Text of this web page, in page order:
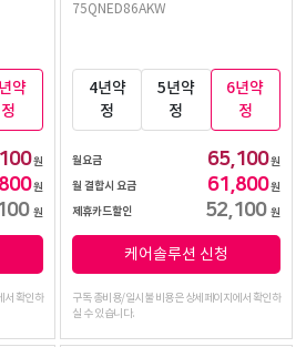
약
정
원
원
원
서 확인하
75QNED86AKW
4년약
정
5년약
정
6년약
정
월요금 65,100원
월 결합시 요금
61,800원
제휴카드할인
52,100 원
케어솔루션 신청
구독 총비용/일시불 비용은 상세페이지에서 확인하
실 수 있습니다.